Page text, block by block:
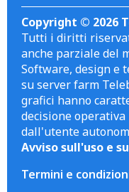
Copyright © 2026
Tutti i diritti
anche parziale del
Software, design e
su server farm
grafici hanno
decisione
dall'utente
Avviso sull'uso e
Termini e